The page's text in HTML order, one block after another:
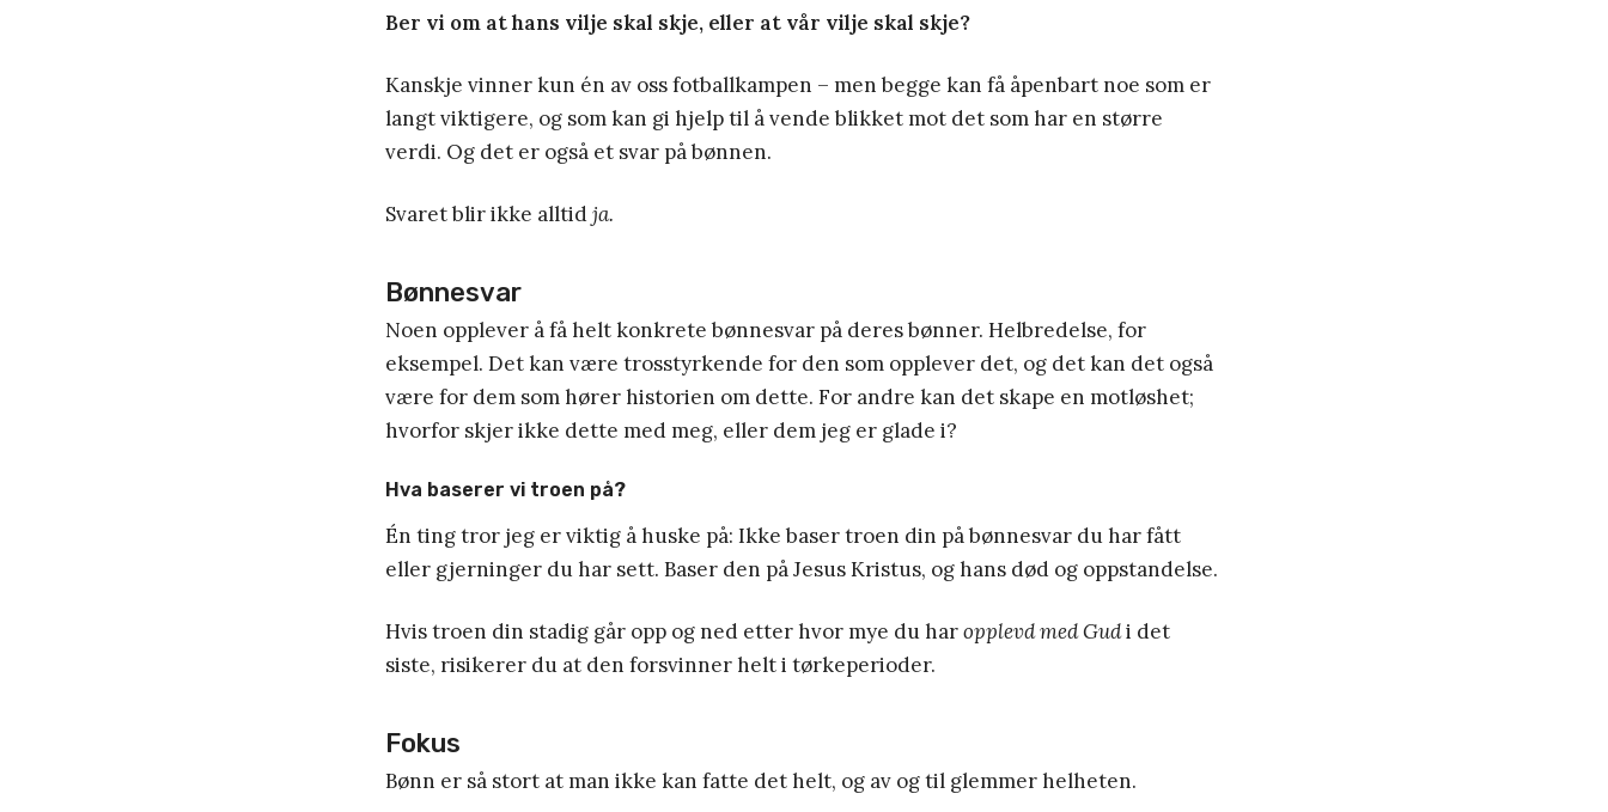
Ber vi om at hans vilje skal skje, eller at vår vilje skal skje?
Kanskje vinner kun én av oss fotballkampen – men begge kan få åpenbart noe som er
langt viktigere, og som kan gi hjelp til å vende blikket mot det som har en større
verdi. Og det er også et svar på bønnen.
Svaret blir ikke alltidja.
Bønnesvar
Noen opplever å få helt konkrete bønnesvar på deres bønner. Helbredelse, for
eksempel. Det kan være trosstyrkende for den som opplever det, og det kan det også
være for dem som hører historien om dette. For andre kan det skape en motløshet;
hvorfor skjer ikke dette med meg, eller dem jeg er glade i?
Hva baserer vi troen på?
Én ting tror jeg er viktig å huske på: Ikke baser troen din på bønnesvar du har fått
eller gjerninger du har sett. Baser den på Jesus Kristus, og hans død og oppstandelse.
Hvis troen din stadig går opp og ned etter hvor mye du haropplevd med Gudi det
siste, risikerer du at den forsvinner helt i tørkeperioder.
Fokus
Bønn er så stort at man ikke kan fatte det helt, og av og til glemmer helheten.